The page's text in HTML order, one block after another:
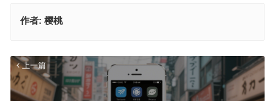
作者: 樱桃
上一篇